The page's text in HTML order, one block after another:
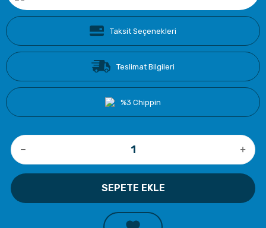
Taksit Seçenekleri
Teslimat Bilgileri
%3 Chippin
SEPETE EKLE